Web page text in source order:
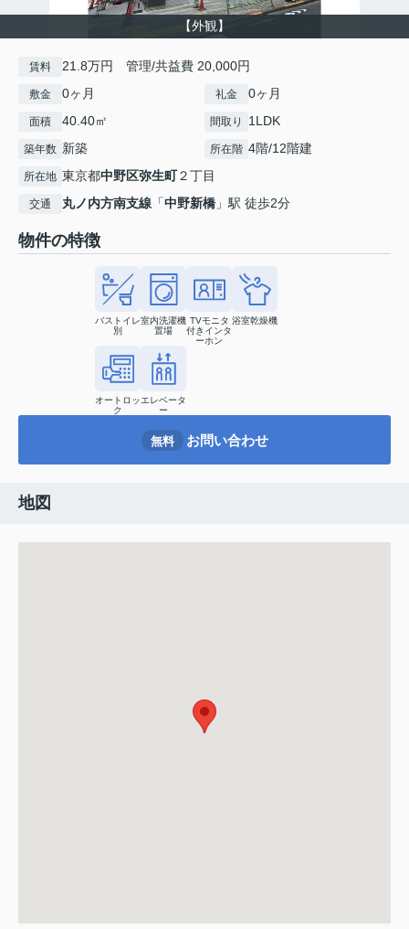
【外観】
賃料 21.8万円 管理/共益費 20,000円
敷金 0ヶ月 礼金 0ヶ月
面積 40.40㎡ 間取り 1LDK
築年数 新築 所在階 4階/12階建
所在地 東京都中野区弥生町２丁目
交通 丸ノ内方南支線 「中野新橋 」駅 徒歩2分
物件の特徴
バストイレ
別
室内洗濯機
置場
TVモニタ
付きインタ
ーホン
浴室乾燥機
オートロッ
ク
エレベータ
ー
無料 お問い合わせ
地図